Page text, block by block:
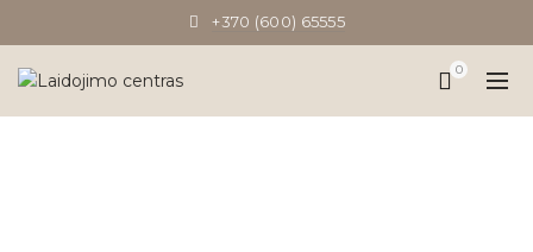
+370 (600) 65555
0